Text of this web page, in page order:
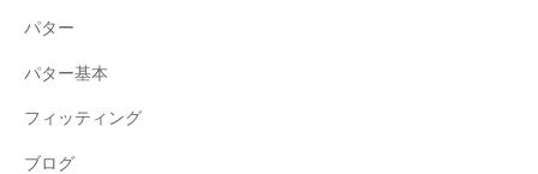
パター
パター基本
フィッティング
ブログ